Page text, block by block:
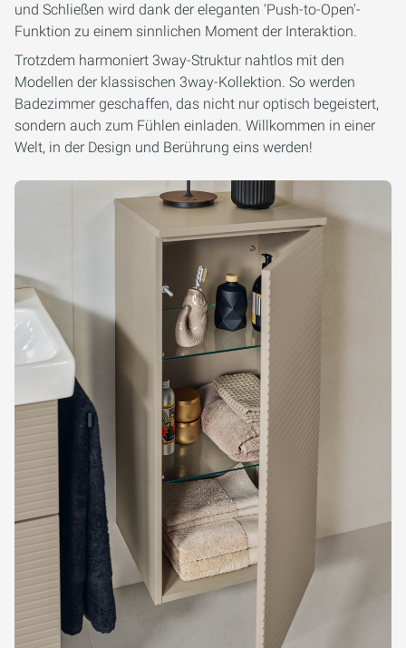
und Schließen wird dank der eleganten 'Push-to-Open'-
Funktion zu einem sinnlichen Moment der Interaktion.
Trotzdem harmoniert 3way-Struktur nahtlos mit den
Modellen der klassischen 3way-Kollektion. So werden
Badezimmer geschaffen, das nicht nur optisch begeistert,
sondern auch zum Fühlen einladen. Willkommen in einer
Welt, in der Design und Berührung eins werden!